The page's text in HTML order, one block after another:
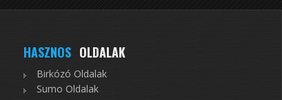
HASZNOS OLDALAK
Birkózó Oldalak
Sumo Oldalak